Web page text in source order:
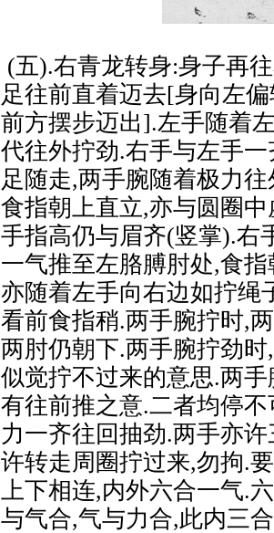
(五).右青龙转身:身子再
足往前直着迈去[身向左
前方摆步迈出].左手随着
代往外拧劲.右手与左手
足随走,两手腕随着极力
食指朝上直立,亦与圆圈
手指高仍与眉齐(竖掌).右
一气推至左胳膊肘处,食
亦随着左手向右边如拧绳
看前食指稍.两手腕拧时,
两肘仍朝下.两手腕拧劲
似觉拧不过来的意思.两
有往前推之意.二者均停
力一齐往回抽劲.两手亦
许转走周圈拧过来,勿拘.
上下相连,内外六合一气.
与气合,气与力合,此内三